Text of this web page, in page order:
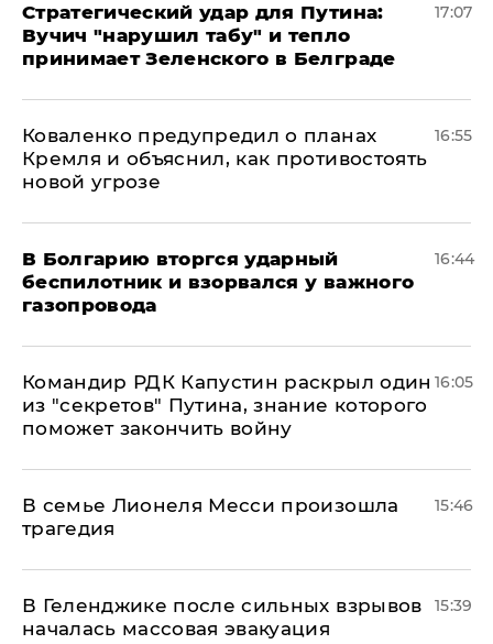
Стратегический удар для Путина:
Вучич "нарушил табу" и тепло
принимает Зеленского в Белграде
17:07
Коваленко предупредил о планах
Кремля и объяснил, как противостоять
новой угрозе
16:55
В Болгарию вторгся ударный
беспилотник и взорвался у важного
газопровода
16:44
Командир РДК Капустин раскрыл один
из "секретов" Путина, знание которого
поможет закончить войну
16:05
В семье Лионеля Месси произошла
трагедия
15:46
В Геленджике после сильных взрывов
началась массовая эвакуация
15:39